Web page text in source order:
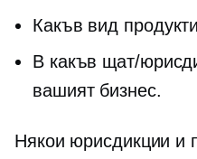
Какъв вид
В какъв щат/
вашият бизнес.
Някои юрисдикции и